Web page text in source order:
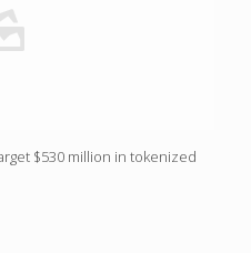
$530 million in tokenized